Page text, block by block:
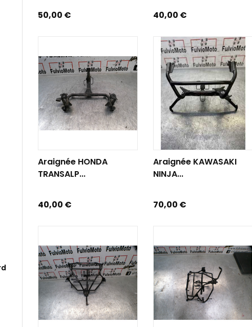
Prix
50,00 € Prix
40,00 €
Araignée HONDA
TRANSALP...
Prix
40,00 €
AJOUTER AU PANIER
Araignée KAWASAKI
NINJA...
Prix
70,00 €